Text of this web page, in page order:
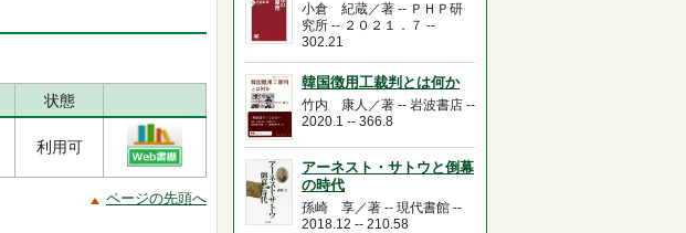
状態
利用可
ページの先頭へ
小倉 紀蔵／著 -- ＰＨＰ研
究所 -- ２０２１．７ --
302.21
韓国徴用工裁判とは何か
竹内 康人／著 -- 岩波書店 --
2020.1 -- 366.8
アーネスト・サトウと倒幕
の時代
孫崎 享／著 -- 現代書館 --
2018.12 -- 210.58